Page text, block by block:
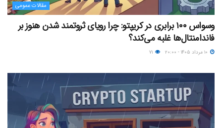
مقالات عمومی
وسواس ۱۰۰ برابری در کریپتو: چرا رویای ثروتمند شدن هنوز بر
فاندامنتال‌ها غلبه می‌کند؟